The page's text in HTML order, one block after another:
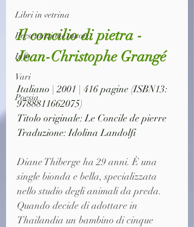
Libri in vetrina
Presentazione autori
Info
Vari
Poesia
Il concilio di pietra -
Jean-Christophe Grangé
Italiano | 2001 | 416 pagine (ISBN13:
9788811662075)
Titolo originale: Le Concile de pierre
Traduzione: Idolina Landolfi
Diane Thiberge ha 29 anni. È una
single bionda e bella, specializzata
nello studio degli animali da preda.
Quando decide di adottare in
Thailandia un bambino di cinque